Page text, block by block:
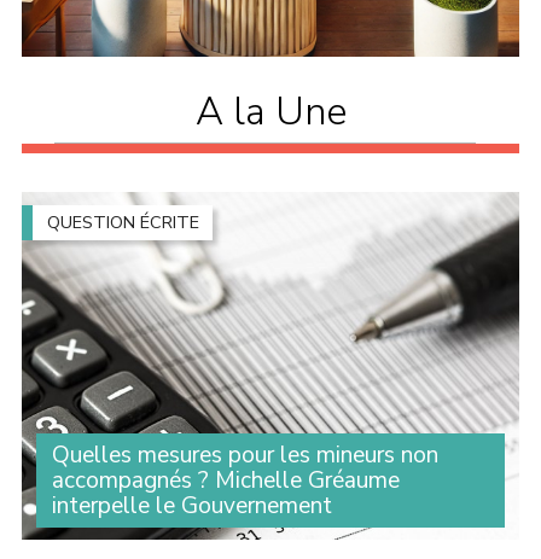
A la Une
QUESTION ÉCRITE
Quelles mesures pour les mineurs non
accompagnés ? Michelle Gréaume
interpelle le Gouvernement
Lorsque leur minorité est contestée, de nombreux